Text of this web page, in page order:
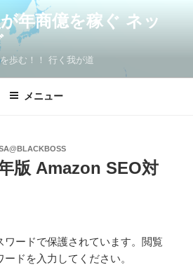
年商億を稼ぐ ネッ
歩む！！ 行く我が道
メニュー
版 Amazon SEO対
ワードで保護されています。閲覧
ドを入力してください。